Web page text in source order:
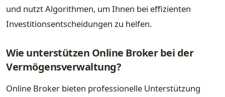
und nutzt Algorithmen, um Ihnen bei effizienten
Investitionsentscheidungen zu helfen.
Wie unterstützen Online Broker bei der
Vermögensverwaltung?
Online Broker bieten professionelle Unterstützung